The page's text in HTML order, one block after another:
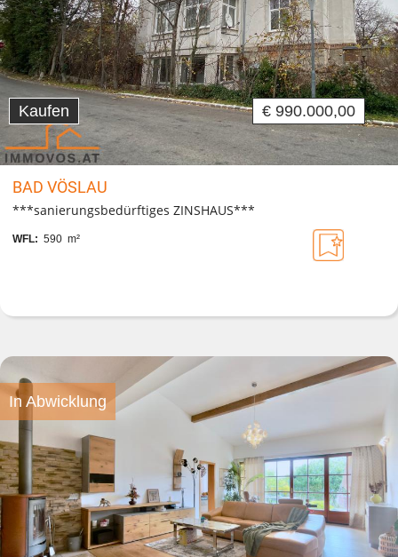
Kaufen € 990.000,00
BAD VÖSLAU
***sanierungsbedürftiges ZINSHAUS***
WFL: 590 m²
In Abwicklung